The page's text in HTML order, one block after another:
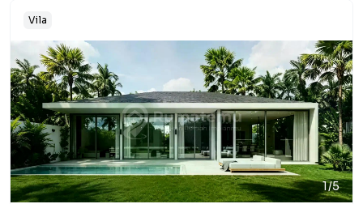
Vila
1/5